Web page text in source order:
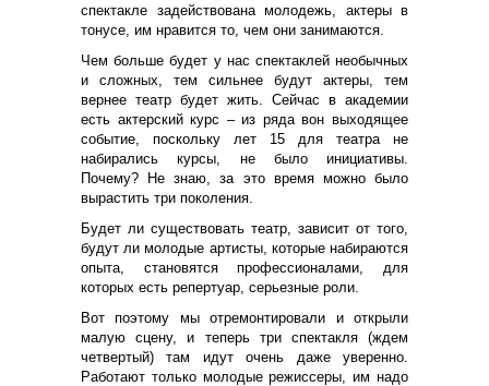
спектакле задействована молодежь, актеры в
тонусе, им нравится то, чем они занимаются.
Чем больше будет у нас спектаклей необычных
и сложных, тем сильнее будут актеры, тем
вернее театр будет жить. Сейчас в академии
есть актерский курс – из ряда вон выходящее
событие, поскольку лет 15 для театра не
набирались курсы, не было инициативы.
Почему? Не знаю, за это время можно было
вырастить три поколения.
Будет ли существовать театр, зависит от того,
будут ли молодые артисты, которые набираются
опыта, становятся профессионалами, для
которых есть репертуар, серьезные роли.
Вот поэтому мы отремонтировали и открыли
малую сцену, и теперь три спектакля (ждем
четвертый) там идут очень даже уверенно.
Работают только молодые режиссеры, им надо